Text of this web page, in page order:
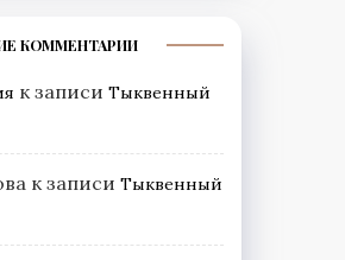
КОММЕНТАРИИ
к записи Тыквенный
к записи Тыквенный